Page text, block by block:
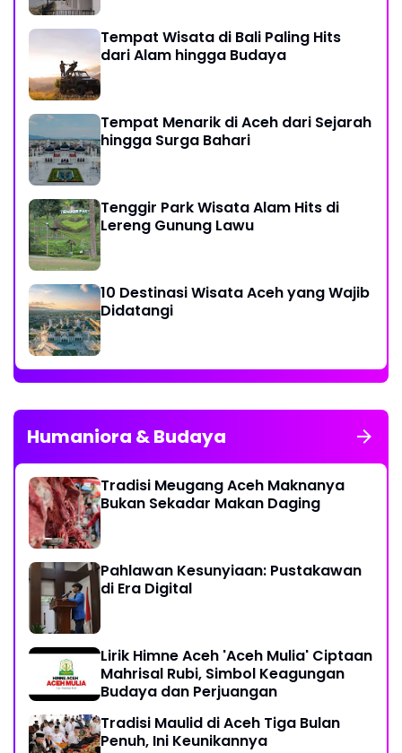
Tempat Wisata di Bali Paling Hits
dari Alam hingga Budaya
Tempat Menarik di Aceh dari Sejarah
hingga Surga Bahari
Tenggir Park Wisata Alam Hits di
Lereng Gunung Lawu
10 Destinasi Wisata Aceh yang Wajib
Didatangi
Humaniora & Budaya
Tradisi Meugang Aceh Maknanya
Bukan Sekadar Makan Daging
Pahlawan Kesunyiaan: Pustakawan
di Era Digital
Lirik Himne Aceh 'Aceh Mulia' Ciptaan
Mahrisal Rubi, Simbol Keagungan
Budaya dan Perjuangan
Tradisi Maulid di Aceh Tiga Bulan
Penuh, Ini Keunikannya